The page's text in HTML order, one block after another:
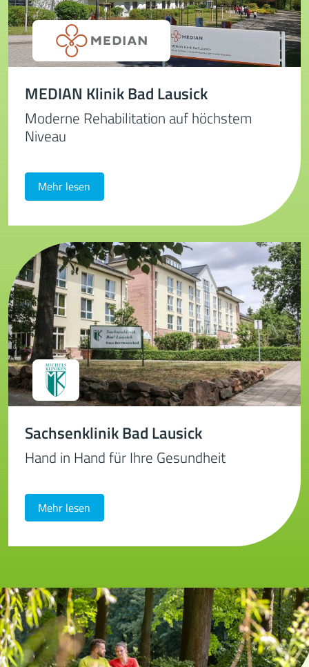
MEDIAN Klinik Bad Lausick
Moderne Rehabilitation auf höchstem
Niveau
Mehr lesen
Sachsenklinik Bad Lausick
Hand in Hand für Ihre Gesundheit
Mehr lesen